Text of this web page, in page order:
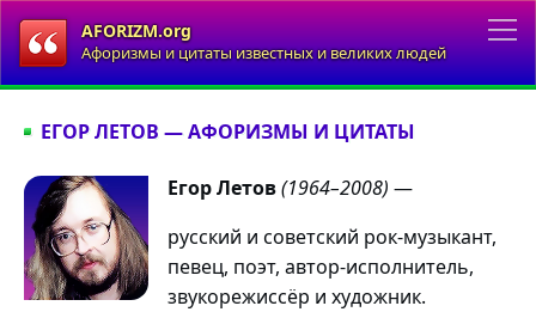
AFORIZM.org
Афоризмы и цитаты известных и великих людей
ЕГОР ЛЕТОВ — АФОРИЗМЫ И ЦИТАТЫ
Егор Летов(1964–2008) —
русский и советский рок-музыкант,
певец, поэт, автор-исполнитель,
звукорежиссёр и художник.